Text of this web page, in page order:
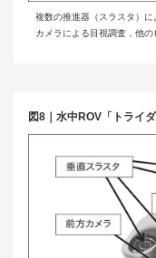
複数の推進器（スラスタ）
カメラによる目視調査，他の
図8｜水中ROV「トライ